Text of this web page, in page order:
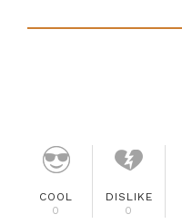
COOL
0
DISLIKE
0